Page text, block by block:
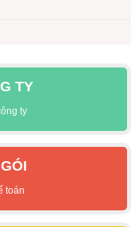
TY
ty
toán